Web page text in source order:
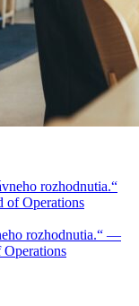
rozhodnutia.“ —